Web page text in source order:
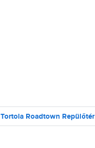
Tortola Roadtown Repülőtér